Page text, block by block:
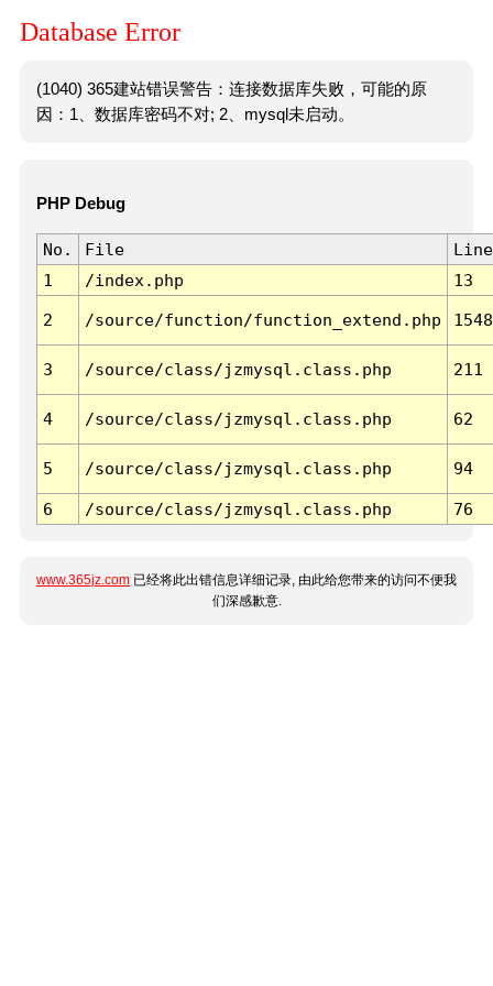
Database Error
(1040) 365建站错误警告：连接数据库失败，可能的原
因：1、数据库密码不对; 2、mysql未启动。
PHP Debug
No. File
Line
1
/index.php 13
2 /source/function/function_extend.php 1548
3 /source/class/jzmysql.class.php 211
4 /source/class/jzmysql.class.php 62
5 /source/class/jzmysql.class.php 94
6 /source/class/jzmysql.class.php 76
www.365jz.com 已经将此出错信息详细记录, 由此给您带来的访问不便我
们深感歉意.